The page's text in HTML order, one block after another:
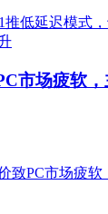
市场疲软，